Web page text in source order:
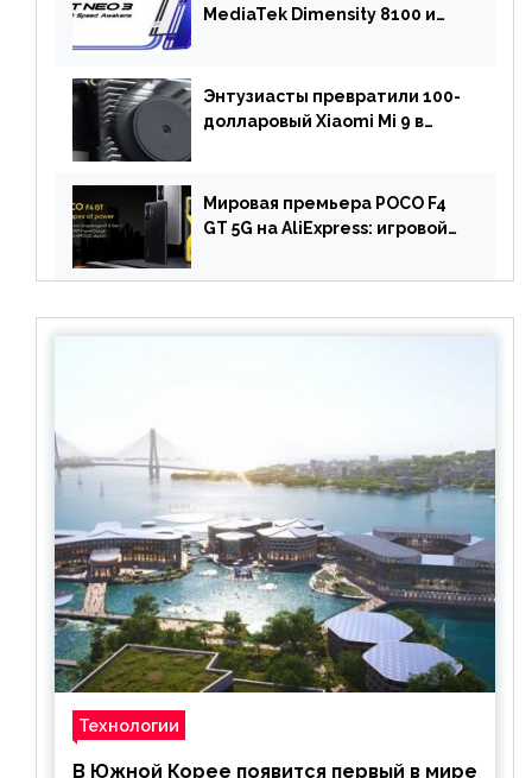
MediaTek Dimensity 8100 и
Энтузиасты превратили 100-
долларовый Xiaomi Mi 9 в
Мировая премьера POCO F4
GT 5G на AliExpress: игровой
Snapdragon 8 Gen 1 по
Технологии
В Южной Корее появится первый в мире